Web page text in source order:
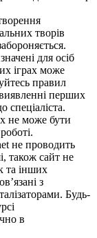
творів
для осіб
іграх може
правил
перших
спеціаліста.
не може бути
не проводить
також сайт не
та інших
з
Будь-
в